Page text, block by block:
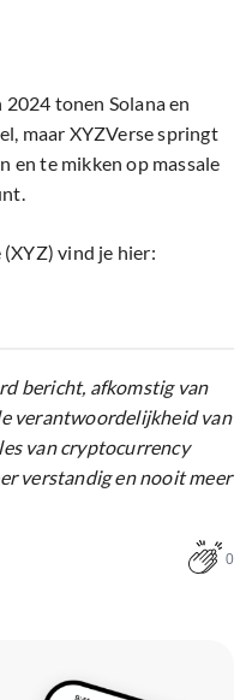
tonen Solana en
maar XYZVerse springt
en te mikken op massale
vind je hier:
bericht, afkomstig van
verantwoordelijkheid van
van cryptocurrency
verstandig en nooit meer
0